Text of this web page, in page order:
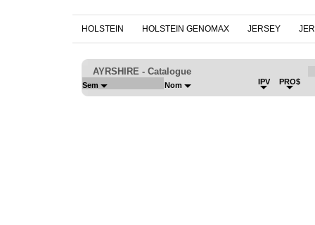
HOLSTEIN HOLSTEIN GENOMAX JERSEY
AYRSHIRE - Catalogue
Sem Nom IPV PRO$